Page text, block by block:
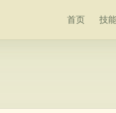
首页 技